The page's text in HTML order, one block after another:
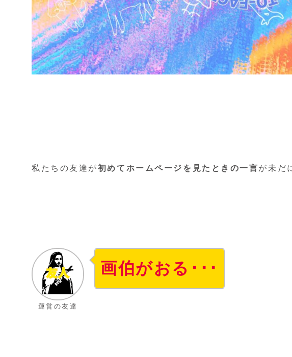
私たちの友達が初めてホームページを見たときの一言が未だ
運営の友達
画伯がおる ･･･